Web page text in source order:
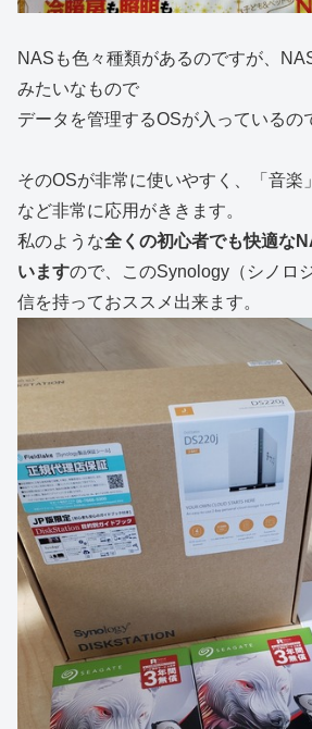
NASも色々種類があるのですが、
みたいなもので
データを管理するOSが入っているの
そのOSが非常に使いやすく、「音楽
など非常に応用がききます。
私のような全くの初心者でも快適な
いますので、このSynology（シノロ
信を持っておススメ出来ます。